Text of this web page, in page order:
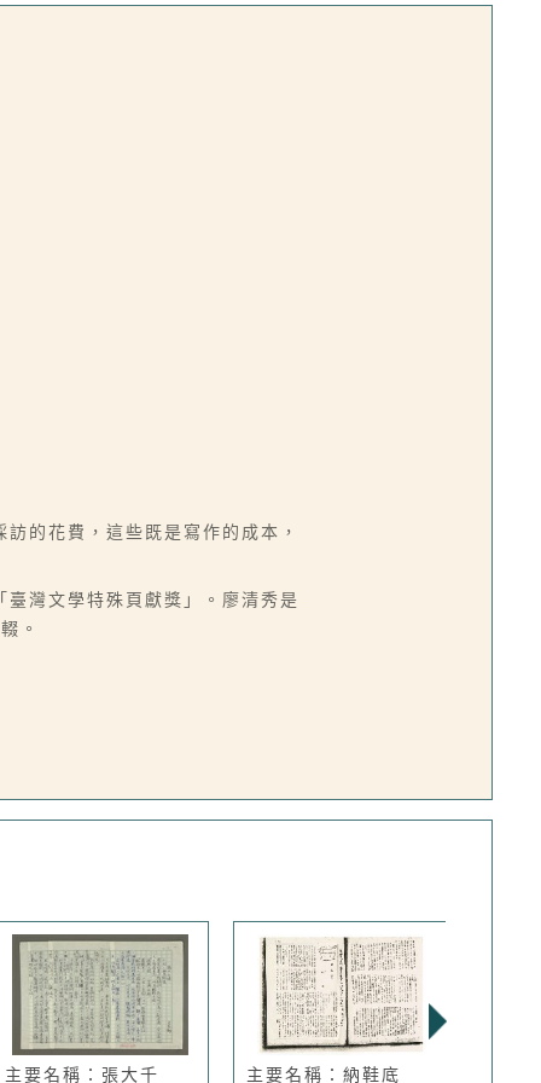
的花費，這些既是寫作的成本，
灣文學特殊頁獻獎」。廖清秀是
。
主要名稱：張大千 主要名稱：納鞋底